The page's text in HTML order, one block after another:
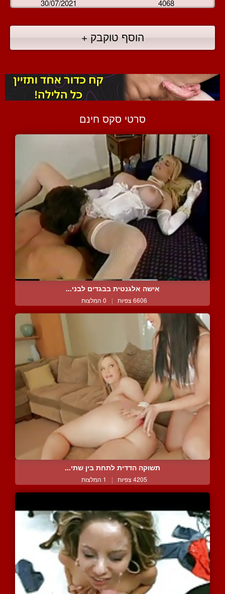
30/07/2021 4068
הוסף טוקבק +
סרטי סקס חינם
אישה אלגנטית בבגדים לבני...
6606 צפיות | 0 המלצות
תשוקה הדדית לתחת בין שתי...
4205 צפיות | 1 המלצות